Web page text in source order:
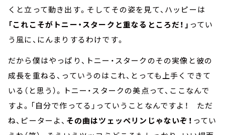
くと立って動き出す。そしてその姿を見て、ハッピーは
「これこそがトニー・スタークと重なるところだ！」 ってい
う風に、にんまりするわけです。
だから僕はやっぱり、トニー・スタークのその実像と彼の
成長を重ねる、っていうのはこれ、とっても上手くできて
いる（と思う）。トニー・スタークの美点って、ここなんで
すよ。「自分で作ってる」っていうことなんですよ！ ただ
ね、ピーターよ、 その曲はツェッペリンじゃないぞ！ ってい